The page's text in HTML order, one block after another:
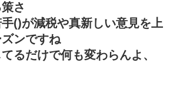
さ
()が減税や真新しい意見を上
ンですね
るだけで何も変わらんよ、